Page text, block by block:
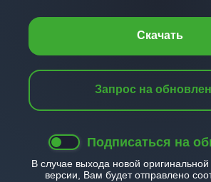
Скачать
Запрос на
Подписаться на
В случае выхода новой
версии, Вам будет отправлено